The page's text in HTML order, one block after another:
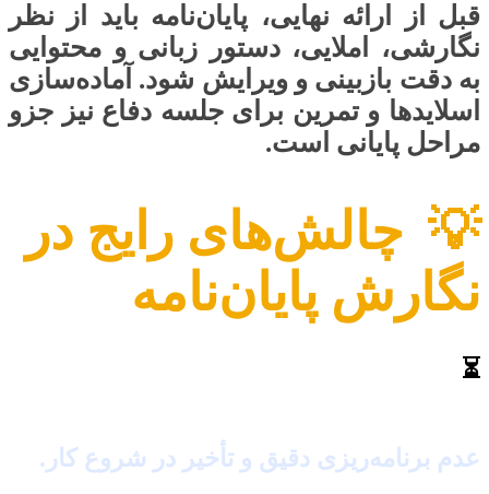
قبل از ارائه نهایی، پایان‌نامه باید از نظر
نگارشی، املایی، دستور زبانی و محتوایی
به دقت بازبینی و ویرایش شود. آماده‌سازی
اسلایدها و تمرین برای جلسه دفاع نیز جزو
مراحل پایانی است.
💡 چالش‌های رایج در
نگارش پایان‌نامه
⏳
عدم برنامه‌ریزی دقیق و تأخیر در شروع کار.